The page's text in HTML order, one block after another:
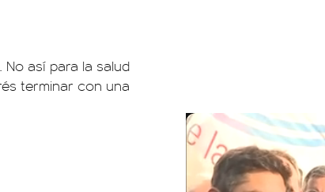
así para la salud
terminar con una